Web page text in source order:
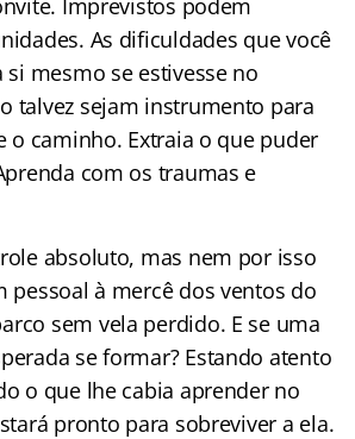
Imprevistos podem
As dificuldades que você
mesmo se estivesse no
talvez sejam instrumento para
o caminho. Extraia o que puder
com os traumas e
absoluto, mas nem por isso
pessoal à mercê dos ventos do
sem vela perdido. E se uma
se formar? Estando atento
o que lhe cabia aprender no
pronto para sobreviver a ela.